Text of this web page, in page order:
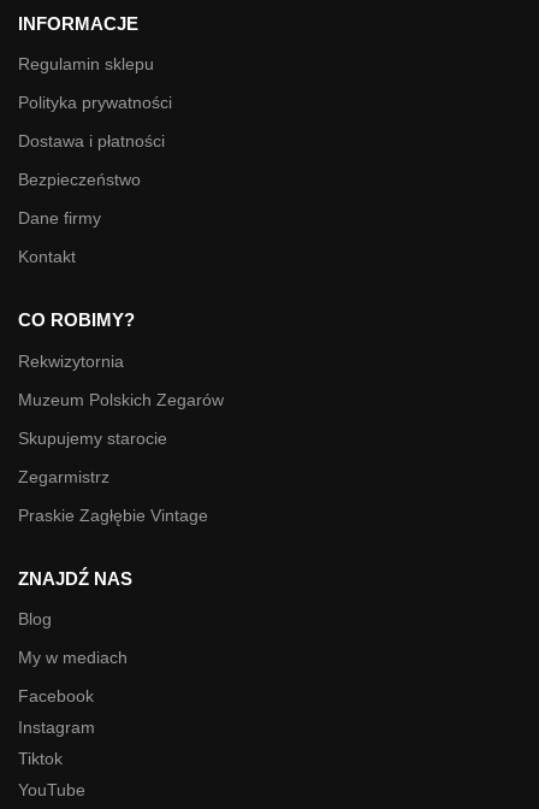
INFORMACJE
Regulamin sklepu
Polityka prywatności
Dostawa i płatności
Bezpieczeństwo
Dane firmy
Kontakt
CO ROBIMY?
Rekwizytornia
Muzeum Polskich Zegarów
Skupujemy starocie
Zegarmistrz
Praskie Zagłębie Vintage
ZNAJDŹ NAS
Blog
My w mediach
Facebook
Instagram
Tiktok
YouTube